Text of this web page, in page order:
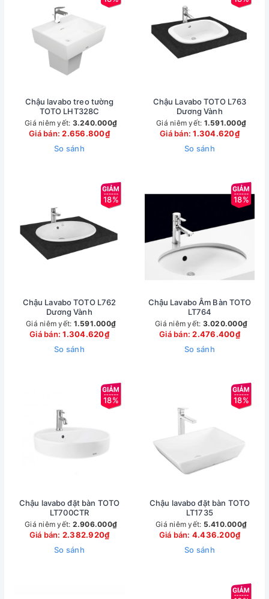
Chậu lavabo treo tường
TOTO LHT328C
Giá niêm yết: 3.240.000₫
Giá bán:2.656.800₫
So sánh
Chậu Lavabo TOTO L763
Dương Vành
Giá niêm yết: 1.591.000₫
Giá bán:1.304.620₫
So sánh
18%
Chậu Lavabo TOTO L762
Dương Vành
Giá niêm yết: 1.591.000₫
Giá bán:1.304.620₫
So sánh
18%
Chậu Lavabo Âm Bàn TOTO
LT764
Giá niêm yết: 3.020.000₫
Giá bán:2.476.400₫
So sánh
18%
Chậu lavabo đặt bàn TOTO
LT700CTR
Giá niêm yết: 2.906.000₫
Giá bán: 2.382.920₫
So sánh
18%
Chậu lavabo đặt bàn TOTO
LT1735
Giá niêm yết: 5.410.000₫
Giá bán: 4.436.200₫
So sánh